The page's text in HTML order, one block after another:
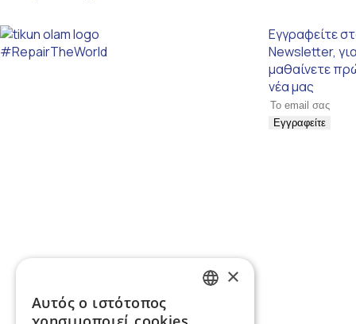
#RepairTheWorld
Εγγραφείτε
Newsletter,
μαθαίνετε
νέα μας
×
Αυτός ο ιστότοπος